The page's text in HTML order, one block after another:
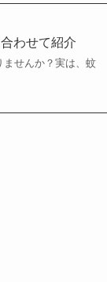
わせて紹介
ませんか？実は、蚊